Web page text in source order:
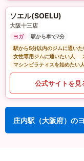
ソエル(SOELU)
大阪十三店
ヨガ
駅から車で7分
駅から5分以内のジムに通いた
女性専用ジムに通いたい人
マシンピラティスを始めたい人
公式サイトを見
庄内駅（大阪府）の